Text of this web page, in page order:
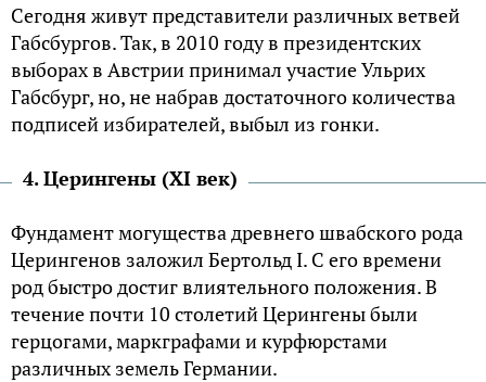
Сегодня живут представители различных ветвей
Габсбургов. Так, в 2010 году в президентских
выборах в Австрии принимал участие Ульрих
Габсбург, но, не набрав достаточного количества
подписей избирателей, выбыл из гонки.
4. Церингены (XI век)
Фундамент могущества древнего швабского рода
Церингенов заложил Бертольд I. С его времени
род быстро достиг влиятельного положения. В
течение почти 10 столетий Церингены были
герцогами, маркграфами и курфюрстами
различных земель Германии.